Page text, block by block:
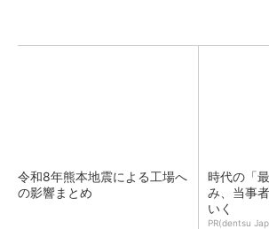
令和8年熊本地震による工場へ
の影響まとめ
時代の「
み、当事
いく
PR(dentsu